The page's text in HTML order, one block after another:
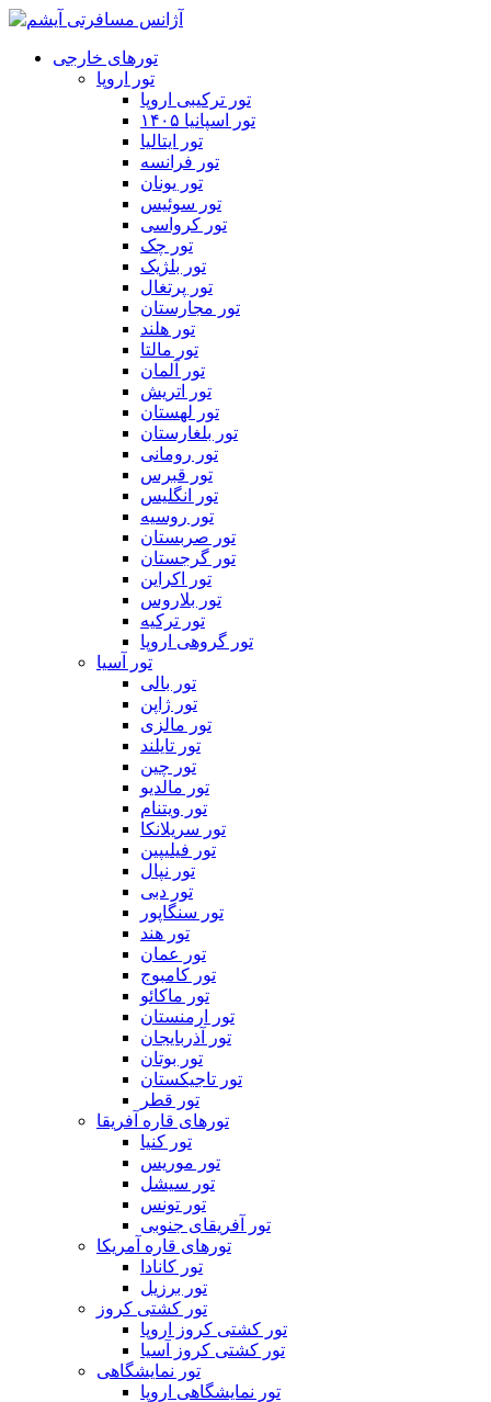
تورهای خارجی
تور اروپا
تور ترکیبی اروپا
تور اسپانیا ۱۴۰۵
تور ایتالیا
تور فرانسه
تور یونان
تور سوئیس
تور کرواسی
تور چک
تور بلژیک
تور پرتغال
تور مجارستان
تور هلند
تور مالتا
تور آلمان
تور اتریش
تور لهستان
تور بلغارستان
تور رومانی
تور قبرس
تور انگلیس
تور روسیه
تور صربستان
تور گرجستان
تور اکراین
تور بلاروس
تور ترکیه
تور گروهی اروپا
تور آسیا
تور بالی
تور ژاپن
تور مالزی
تور تایلند
تور چین
تور مالدیو
تور ویتنام
تور سریلانکا
تور فیلیپین
تور نپال
تور دبی
تور سنگاپور
تور هند
تور عمان
تور کامبوج
تور ماکائو
تور ارمنستان
تور آذربایجان
تور بوتان
تور تاجیکستان
تور قطر
تورهای قاره آفریقا
تور کنیا
تور موریس
تور سیشل
تور تونس
تور آفریقای جنوبی
تورهای قاره آمریکا
تور کانادا
تور برزیل
تور کشتی کروز
تور کشتی کروز اروپا
تور کشتی کروز آسیا
تور نمایشگاهی
تور نمایشگاهی اروپا